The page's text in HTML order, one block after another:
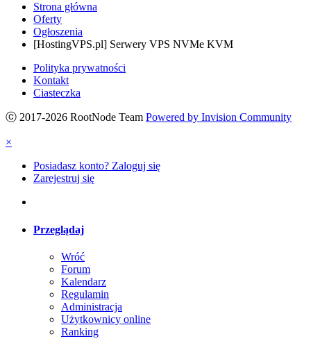
Strona główna
Oferty
Ogłoszenia
[HostingVPS.pl] Serwery VPS NVMe KVM
Polityka prywatności
Kontakt
Ciasteczka
ⓒ 2017-2026 RootNode Team Powered by Invision Community
×
Posiadasz konto? Zaloguj się
Zarejestruj się
Przeglądaj
Wróć
Forum
Kalendarz
Regulamin
Administracja
Użytkownicy online
Ranking